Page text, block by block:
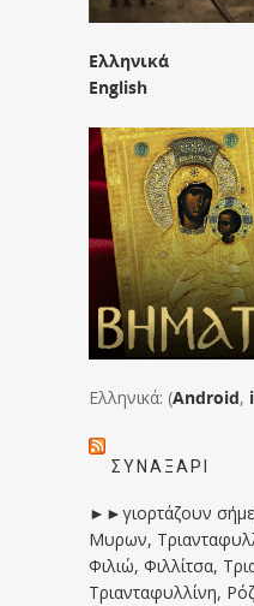
Ελληνικά
English
Ελληνικά: (Android,
ΣΥΝΑΞΆΡΙ
►►γιορτάζουν
Μυρων,
Φιλιώ, Φιλλίτσα,
Τριανταφυλλίνη,